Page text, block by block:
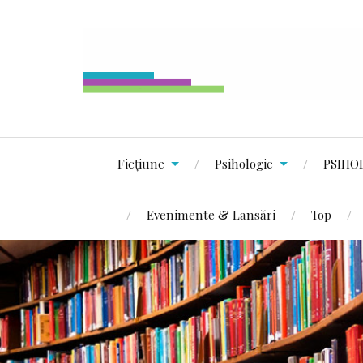
Ficțiune Psihologie
Evenimente & Lansări Top